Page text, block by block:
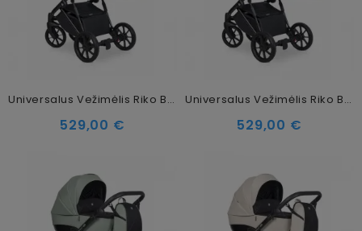
Universalus Vežimėlis Riko Brano Pro 2in1 Crystal Blue
529,00 €
Universalus Vežimėlis Riko Brano Pro 2in1 Energy Pink
529,00 €